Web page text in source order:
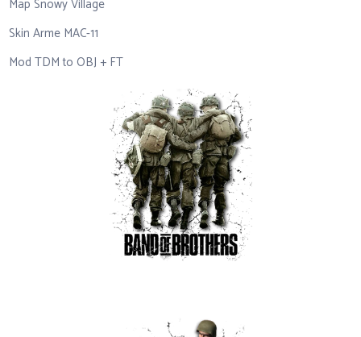
Map Snowy Village
Skin Arme MAC-11
Mod TDM to OBJ + FT